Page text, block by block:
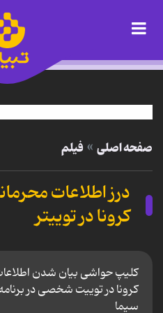
صفحه اصلی فیلم
درز اطلاعات
کرونا در توییتر
کلیپ حواشی بیان شدن اطلاعات
کرونا در توییت شخصی در
سیما